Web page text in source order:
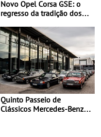
Novo Opel Corsa GSE: o
regresso da tradição dos
potente, rápido: 207 kW
(281 cv), 345 Nm, 0 aos
100 km/h em 5,5 segundos
Quinto Passeio de
Clássicos Mercedes-Benz